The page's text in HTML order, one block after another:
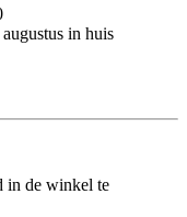
in huis
in de winkel te